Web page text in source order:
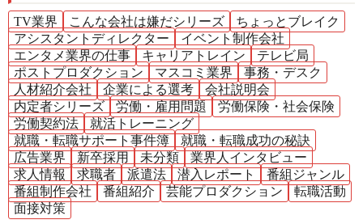
TV業界 こんな会社は嫌だシリーズ
ちょっとブレイク
アシスタントディレクター
イベント制作会社
エンタメ業界の仕事
キャリアトレイン
テレビ局
ポストプロダクション
マスコミ業界
事務・デスク
人材紹介会社
企業による選考
会社説明会
内定者シリーズ
労働・雇用問題
労働保険・社会保険
労働契約法
就活トレーニング
就職・転職サポート事件簿
就職・転職成功の秘訣
広告業界
新卒採用 未分類
業界人インタビュー
求人情報
求職者 派遣法 潜入レポート
番組ジャンル
番組制作会社
番組紹介 芸能プロダクション
転職活動
面接対策